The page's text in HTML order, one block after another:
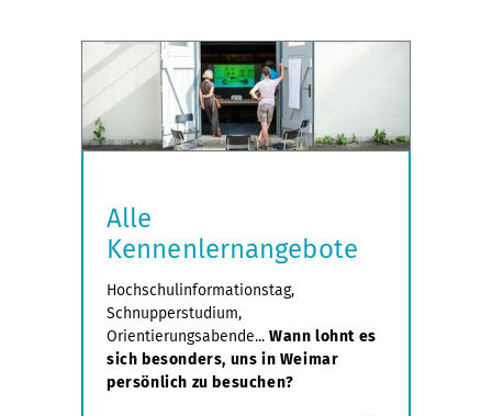
Alle
Kennenlernangebote
Hochschulinformationstag,
Schnupperstudium,
Orientierungsabende... Wann lohnt es
sich besonders, uns in Weimar
persönlich zu besuchen?